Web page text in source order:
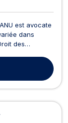
est avocate
dans
des
de
Droit ro...